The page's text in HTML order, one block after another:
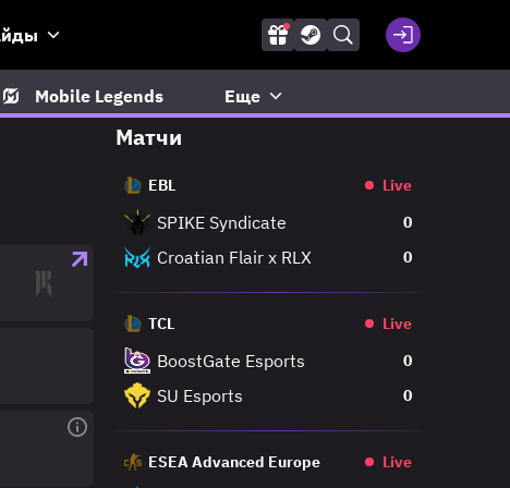
Mobile Legends Еще
Матчи
EBL Live
SPIKE Syndicate 0
Croatian Flair x RLX 0
TCL Live
BoostGate Esports 0
SU Esports 0
ESEA Advanced Europe Live